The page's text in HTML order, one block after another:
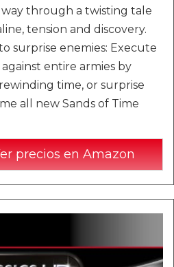
through a twisting tale
tension and discovery.
surprise enemies: Execute
entire armies by
time, or surprise
all new Sands of Time
precios en Amazon